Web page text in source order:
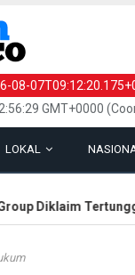
08-
GMT+0000
LOKAL
Diklaim